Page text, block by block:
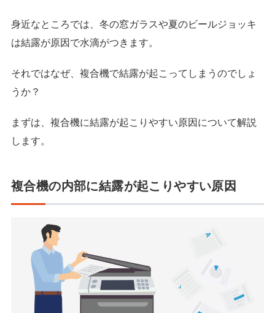
身近なところでは、冬の窓ガラスや夏のビールジョッキ
は結露が原因で水滴がつきます。
それではなぜ、複合機で結露が起こってしまうのでしょ
うか？
まずは、複合機に結露が起こりやすい原因について解説
します。
複合機の内部に結露が起こりやすい原因